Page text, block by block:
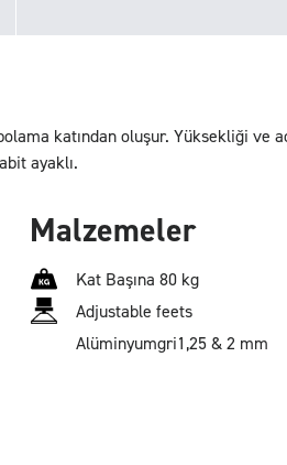
katından oluşur. Yüksekliği ve
ayaklı.
Malzemeler
Kat Başına 80 kg
Adjustable feets
Alüminyumgri1,25 & 2 mm